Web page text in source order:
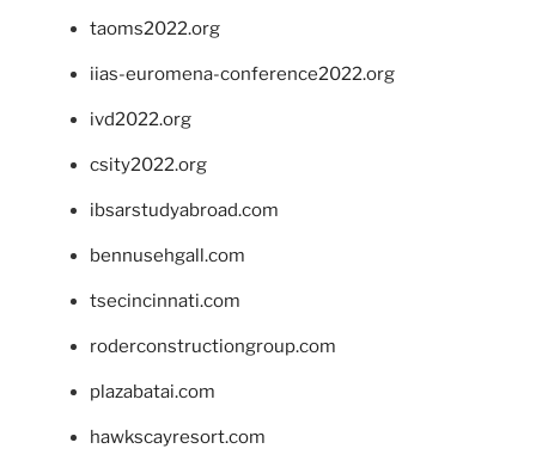
taoms2022.org
iias-euromena-conference2022.org
ivd2022.org
csity2022.org
ibsarstudyabroad.com
bennusehgall.com
tsecincinnati.com
roderconstructiongroup.com
plazabatai.com
hawkscayresort.com